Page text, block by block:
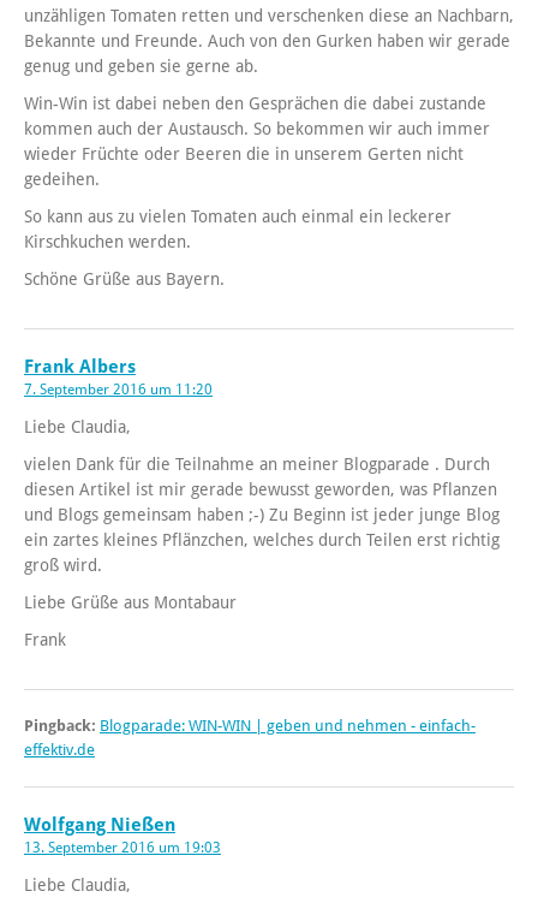
unzähligen Tomaten retten und verschenken diese an Nachbarn,
Bekannte und Freunde. Auch von den Gurken haben wir gerade
genug und geben sie gerne ab.
Win-Win ist dabei neben den Gesprächen die dabei zustande
kommen auch der Austausch. So bekommen wir auch immer
wieder Früchte oder Beeren die in unserem Gerten nicht
gedeihen.
So kann aus zu vielen Tomaten auch einmal ein leckerer
Kirschkuchen werden.
Schöne Grüße aus Bayern.
Frank Albers
7. September 2016 um 11:20
Liebe Claudia,
vielen Dank für die Teilnahme an meiner Blogparade . Durch
diesen Artikel ist mir gerade bewusst geworden, was Pflanzen
und Blogs gemeinsam haben ;-) Zu Beginn ist jeder junge Blog
ein zartes kleines Pflänzchen, welches durch Teilen erst richtig
groß wird.
Liebe Grüße aus Montabaur
Frank
Pingback: Blogparade: WIN-WIN | geben und nehmen - einfach-
effektiv.de
Wolfgang Nießen
13. September 2016 um 19:03
Liebe Claudia,